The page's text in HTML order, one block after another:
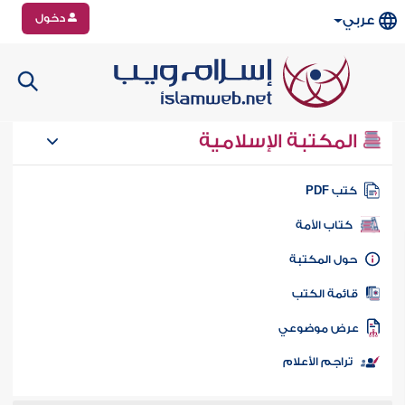
عربي دخول
المكتبة الإسلامية
كتب PDF
كتاب الأمة
المكتبة
الكتب
موضوعي